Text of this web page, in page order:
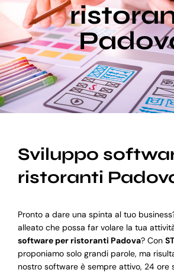
Blog
Supporto
Sviluppo
ristoranti
Pronto a dare una spinta al tuo
alleato che possa far volare la tua
software per ristoranti Padova? Con
proponiamo solo grandi parole, ma
nostro software è sempre attivo, 24 ore